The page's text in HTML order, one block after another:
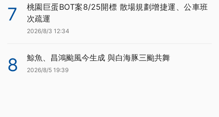
7
桃園巨蛋BOT案8/25開標 散場規劃增捷運、公車班
次疏運
2026/8/3 12:34
8 鯨魚、昌鴻颱風今生成 與白海豚三颱共舞
2026/8/5 19:39